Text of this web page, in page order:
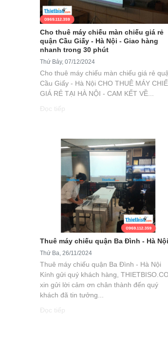
Cho thuê máy chiếu màn chiếu giá rẻ
quận Cầu Giấy - Hà Nội - Giao hàng
nhanh trong 30 phút
Thứ Bảy, 07/12/2024
Cho thuê máy chiếu màn chiếu giá rẻ
Cầu Giấy - Hà Nội CHO THUÊ MÁY
GIÁ RẺ TẠI HÀ NỘI - CAM KẾT VỀ...
Đọc tiếp
Thuê máy chiếu quận Ba Đình - Hà Nội
Thứ Ba, 26/11/2024
Thuê máy chiếu quận Ba Đình - Hà Nội
Kính gửi quý khách hàng,
xin gửi lời cảm ơn chân thành đến quý
khách đã tin tưởng...
Đọc tiếp